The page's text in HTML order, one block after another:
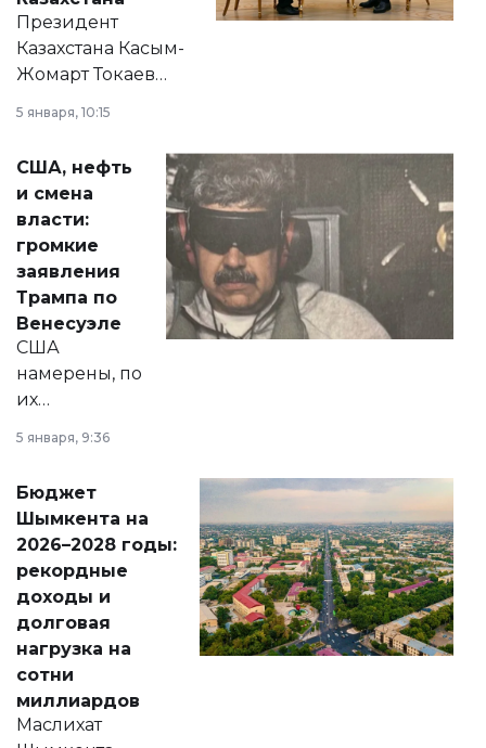
Президент
Казахстана Касым-
Жомарт Токаев
сразу несколько
актуальных тем —
от слухов о
политических
реформах до
вопросов армии,
экономики и
личного здоровья.
5 января, 10:15
США, нефть
и смена
власти:
громкие
заявления
Трампа по
Венесуэле
США
намерены, по
их
принести
народу
Венесуэлы.
5 января, 9:36
Бюджет
Шымкента на
2026–2028 годы:
рекордные
доходы и
долговая
нагрузка на
сотни
миллиардов
Маслихат